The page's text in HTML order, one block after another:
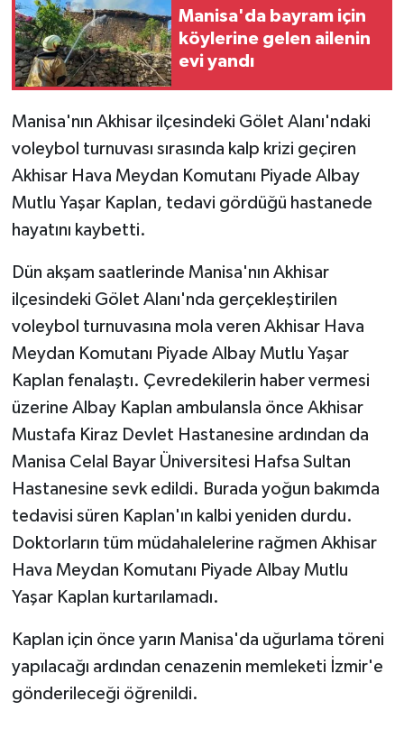
Manisa'da bayram için
köylerine gelen ailenin
evi yandı
Manisa'nın Akhisar ilçesindeki Gölet Alanı'ndaki
voleybol turnuvası sırasında kalp krizi geçiren
Akhisar Hava Meydan Komutanı Piyade Albay
Mutlu Yaşar Kaplan, tedavi gördüğü hastanede
hayatını kaybetti.
Dün akşam saatlerinde Manisa'nın Akhisar
ilçesindeki Gölet Alanı'nda gerçekleştirilen
voleybol turnuvasına mola veren Akhisar Hava
Meydan Komutanı Piyade Albay Mutlu Yaşar
Kaplan fenalaştı. Çevredekilerin haber vermesi
üzerine Albay Kaplan ambulansla önce Akhisar
Mustafa Kiraz Devlet Hastanesine ardından da
Manisa Celal Bayar Üniversitesi Hafsa Sultan
Hastanesine sevk edildi. Burada yoğun bakımda
tedavisi süren Kaplan'ın kalbi yeniden durdu.
Doktorların tüm müdahalelerine rağmen Akhisar
Hava Meydan Komutanı Piyade Albay Mutlu
Yaşar Kaplan kurtarılamadı.
Kaplan için önce yarın Manisa'da uğurlama töreni
yapılacağı ardından cenazenin memleketi İzmir'e
gönderileceği öğrenildi.